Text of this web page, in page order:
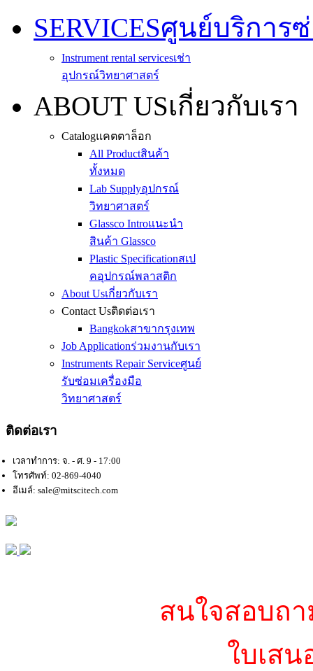
SERVICESศูนย์บริการ
Instrument rental servicesเช่า
อุปกรณ์วิทยาศาสตร์
ABOUT USเกี่ยวกับเรา
Catalogแคตตาล็อก
All Productสินค้า
ทั้งหมด
Lab Supplyอุปกรณ์
วิทยาศาสตร์
Glassco Introแนะนำ
สินค้า Glassco
Plastic Specificationสเป
คอุปกรณ์พลาสติก
About Usเกี่ยวกับเรา
Contact Usติดต่อเรา
Bangkokสาขากรุงเทพ
Job Applicationร่วมงานกับเรา
Instruments Repair Serviceศูนย์
รับซ่อมเครื่องมือ
วิทยาศาสตร์
ติดต่อเรา
เวลาทำการ: จ. - ศ. 9 - 17:00
โทรศัพท์: 02-869-4040
อีเมล์: sale@mitscitech.com
สนใจสอบถ
ใบเส